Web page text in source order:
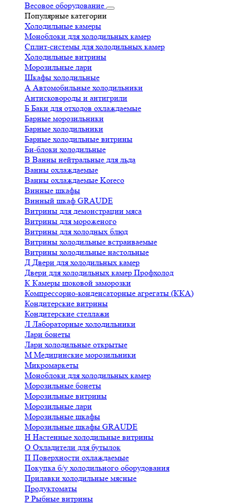
Весовое оборудование
Популярные категории
Холодильные камеры
Моноблоки для холодильных камер
Сплит-системы для холодильных камер
Холодильные витрины
Морозильные лари
Шкафы холодильные
А Автомобильные холодильники
Антисковороды и антигрили
Б Баки для отходов охлаждаемые
Барные морозильники
Барные холодильники
Барные холодильные витрины
Би-блоки холодильные
В Ванны нейтральные для льда
Ванны охлаждаемые
Ванны охлаждаемые Koreco
Винные шкафы
Винный шкаф GRAUDE
Витрины для демонстрации мяса
Витрины для мороженого
Витрины для холодных блюд
Витрины холодильные встраиваемые
Витрины холодильные настольные
Д Двери для холодильных камер
Двери для холодильных камер Профхолод
К Камеры шоковой заморозки
Компрессорно-конденсаторные агрегаты (ККА)
Кондитерские витрины
Кондитерские стеллажи
Л Лабораторные холодильники
Лари бонеты
Лари холодильные открытые
М Медицинские морозильники
Микромаркеты
Моноблоки для холодильных камер
Морозильные бонеты
Морозильные витрины
Морозильные лари
Морозильные шкафы
Морозильные шкафы GRAUDE
Н Настенные холодильные витрины
О Охладители для бутылок
П Поверхности охлаждаемые
Покупка б/у холодильного оборудования
Прилавки холодильные мясные
Продуктоматы
Р Рыбные витрины